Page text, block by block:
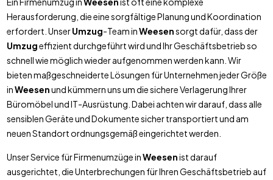
Herausforderung, die eine sorgfältige Planung und Koordination
erfordert. UnserUmzug-Team inWeesensorgt dafür, dass der
Umzugeffizient durchgeführt wird und Ihr Geschäftsbetrieb so
schnell wie möglich wieder aufgenommen werden kann. Wir
bieten maßgeschneiderte Lösungen für Unternehmen jeder Größe
inWeesenund kümmern uns um die sichere Verlagerung Ihrer
Büromöbel und IT-Ausrüstung. Dabei achten wir darauf, dass alle
sensiblen Geräte und Dokumente sicher transportiert und am
neuen Standort ordnungsgemäß eingerichtet werden.
Unser Service für Firmenumzüge inWeesenist darauf
ausgerichtet, die Unterbrechungen für Ihren Geschäftsbetrieb auf